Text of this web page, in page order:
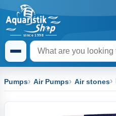
Pumps Air Pumps Air stones